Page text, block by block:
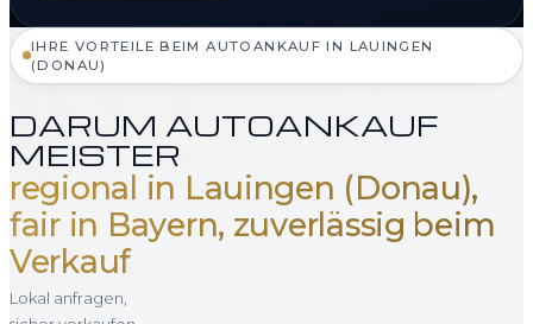
IHRE VORTEILE BEIM AUTOANKAUF IN LAUINGEN
(DONAU)
DARUM AUTOANKAUF
MEISTER
regional in Lauingen (Donau),
fair in Bayern, zuverlässig beim
Verkauf
Lokal anfragen,